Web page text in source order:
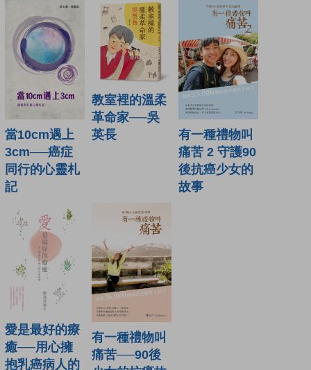
當10cm遇上
3cm──癌症
同行的心靈札
記
教室裡的溫柔
革命家──吳
英長
有一種禮物叫
痛苦 2 守護90
後抗癌少女的
故事
愛是最好的療
癒──用心擁
抱乳癌病人的
有一種禮物叫
痛苦──90後